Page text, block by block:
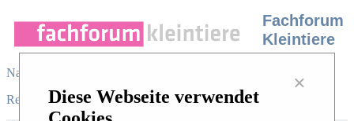
Fachforum
Kleintiere
Navigation
Register /Login|Desktop view |
×
Diese Webseite verwendet